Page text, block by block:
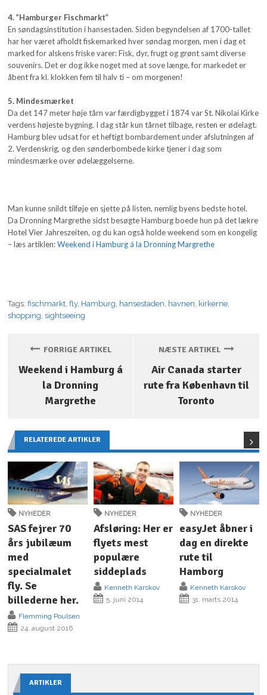
4. ”Hamburger Fischmarkt”
En søndagsinstitution i hansestaden. Siden begyndelsen af 1700-tallet
har her været afholdt fiskemarked hver søndag morgen, men i dag et
marked for alskens friske varer: Fisk, dyr, frugt og grønt samt diverse
souvenirs. Det er dog ikke noget med at sove længe, for markedet er
åbent fra kl. klokken fem til halv ti – om morgenen!
5. Mindesmærket
Da det 147 meter høje tårn var færdigbygget i 1874 var St. Nikolai Kirke
verdens højeste bygning. I dag står kun tårnet tilbage, resten er ødelagt.
Hamburg blev udsat for et heftigt bombardement under afslutningen af
2. Verdenskrig, og den sønderbombede kirke tjener i dag som
mindesmærke over ødelæggelserne.
Man kunne snildt tilføje en sjette på listen, nemlig byens bedste hotel.
Da Dronning Margrethe sidst besøgte Hamburg boede hun på det lækre
Hotel Vier Jahreszeiten, og du kan også holde weekend som en kongelig
– læs artiklen:Weekend i Hamburg á la Dronning Margrethe
Tags:fischmarkt,fly, Hamburg, hansestaden, havnen, kirkerne,
shopping,sightseeing
FORRIGE ARTIKEL
Weekend i Hamburg á
la Dronning
Margrethe
NÆSTE ARTIKEL
Air Canada starter
rute fra København til
Toronto
RELATEREDE ARTIKLER
NYHEDER
SAS fejrer 70
års jubilæum
med
specialmalet
fly. Se
billederne her.
Flemming Poulsen
24. august 2016
NYHEDER
Afsløring: Her er
flyets mest
populære
siddeplads
Kenneth Karskov
5. juni 2014
NYHEDER
easyJet åbner i
dag en direkte
rute til
Hamborg
Kenneth Karskov
31. marts 2014
ARTIKLER